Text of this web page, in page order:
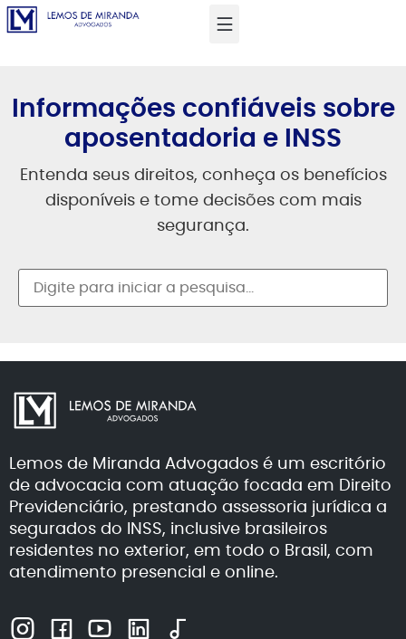
Informações confiáveis sobre
aposentadoria e INSS
Entenda seus direitos, conheça os benefícios
disponíveis e tome decisões com mais
segurança.
Lemos de Miranda Advogados é um escritório
de advocacia com atuação focada em Direito
Previdenciário, prestando assessoria jurídica a
segurados do INSS, inclusive brasileiros
residentes no exterior, em todo o Brasil, com
atendimento presencial e online.